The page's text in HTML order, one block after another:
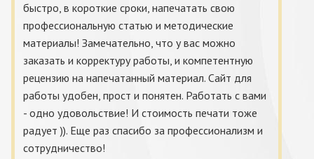
быстро, в короткие сроки, напечатать свою
профессиональную статью и методические
материалы! Замечательно, что у вас можно
заказать и корректуру работы, и компетентную
рецензию на напечатанный материал. Сайт для
работы удобен, прост и понятен. Работать с вами
- одно удовольствие! И стоимость печати тоже
радует )). Еще раз спасибо за профессионализм и
сотрудничество!